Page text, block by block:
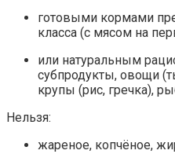
готовыми кормами
класса (с мясом на
или натуральным
субпродукты, овощи
крупы (рис, гречка),
Нельзя:
жареное, копчёное,